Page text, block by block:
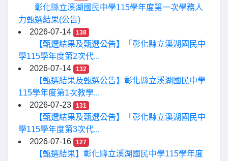
彰化縣立溪湖國民中學115學年度第一次學務人
力甄選結果(公告)
2026-07-14
138
【甄選結果及甄選公告】「彰化縣立溪湖國民中
學115學年度第2次代...
2026-07-14
132
【甄選結果及甄選公告】彰化縣立溪湖國民中學
115學年度第1次教學...
2026-07-23
131
【甄選結果及甄選公告】「彰化縣立溪湖國民中
學115學年度第3次代...
2026-07-16
127
【甄選結果】彰化縣立溪湖國民中學115學年度